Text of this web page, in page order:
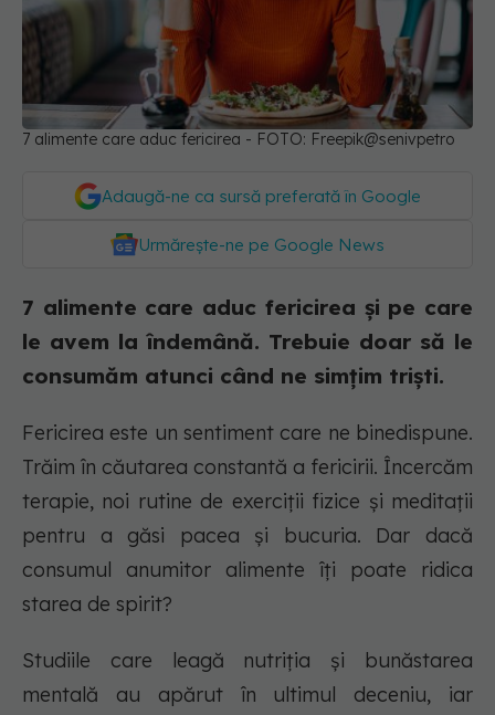
7 alimente care aduc fericirea - FOTO: Freepik@senivpetro
Adaugă-ne ca sursă preferată în Google
Urmărește-ne pe Google News
7 alimente care aduc fericirea și pe care
le avem la îndemână. Trebuie doar să le
consumăm atunci când ne simțim triști.
Fericirea este un sentiment care ne binedispune.
Trăim în căutarea constantă a fericirii. Încercăm
terapie, noi rutine de exerciții fizice și meditații
pentru a găsi pacea și bucuria. Dar dacă
consumul anumitor alimente îți poate ridica
starea de spirit?
Studiile care leagă nutriția și bunăstarea
mentală au apărut în ultimul deceniu, iar